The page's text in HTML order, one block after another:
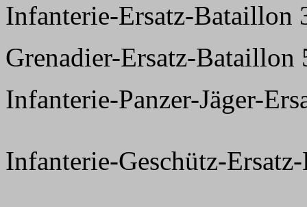
Infanterie-Ersatz-Bataillon
Grenadier-Ersatz-Bataillon
Infanterie-Panzer-Jäger-
Infanterie-Geschütz-